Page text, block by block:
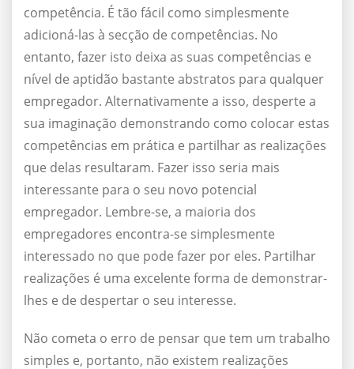
competência. É tão fácil como simplesmente
adicioná-las à secção de competências. No
entanto, fazer isto deixa as suas competências e
nível de aptidão bastante abstratos para qualquer
empregador. Alternativamente a isso, desperte a
sua imaginação demonstrando como colocar estas
competências em prática e partilhar as realizações
que delas resultaram. Fazer isso seria mais
interessante para o seu novo potencial
empregador. Lembre-se, a maioria dos
empregadores encontra-se simplesmente
interessado no que pode fazer por eles. Partilhar
realizações é uma excelente forma de demonstrar-
lhes e de despertar o seu interesse.
Não cometa o erro de pensar que tem um trabalho
simples e, portanto, não existem realizações